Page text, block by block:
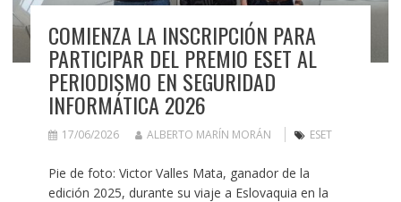
COMIENZA LA INSCRIPCIÓN PARA
PARTICIPAR DEL PREMIO ESET AL
PERIODISMO EN SEGURIDAD
INFORMÁTICA 2026
17/06/2026 ALBERTO MARÍN MORÁN ESET
Pie de foto: Victor Valles Mata, ganador de la
edición 2025, durante su viaje a Eslovaquia en la